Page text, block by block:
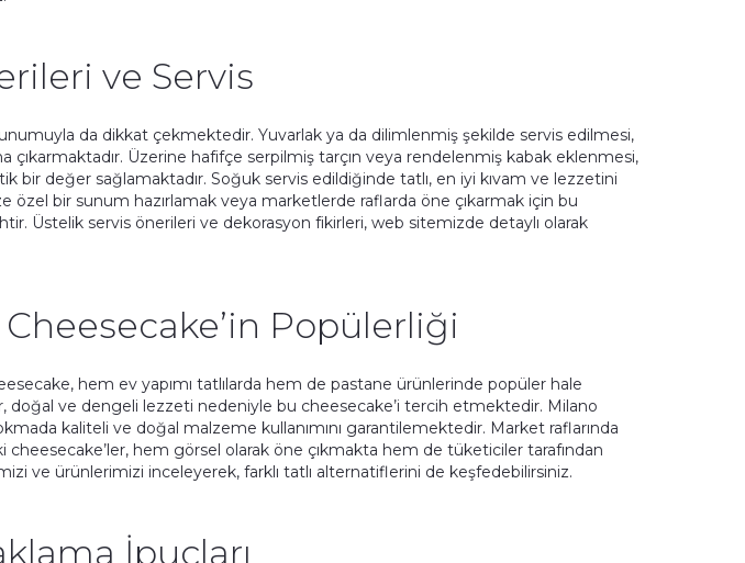
ve Servis
da dikkat çekmektedir. Yuvarlak ya da dilimlenmiş şekilde servis edilmesi,
çıkarmaktadır. Üzerine hafifçe serpilmiş tarçın veya rendelenmiş kabak eklenmesi,
bir değer sağlamaktadır. Soğuk servis edildiğinde tatlı, en iyi kıvam ve lezzetini
özel bir sunum hazırlamak veya marketlerde raflarda öne çıkarmak için bu
Üstelik servis önerileri ve dekorasyon fikirleri, web sitemizde detaylı olarak
Cheesecake’in Popülerliği
hem ev yapımı tatlılarda hem de pastane ürünlerinde popüler hale
doğal ve dengeli lezzeti nedeniyle bu cheesecake’i tercih etmektedir. Milano
kaliteli ve doğal malzeme kullanımını garantilemektedir. Market raflarında
hem görsel olarak öne çıkmakta hem de tüketiciler tarafından
ve ürünlerimizi inceleyerek, farklı tatlı alternatiflerini de keşfedebilirsiniz.
İpuçları